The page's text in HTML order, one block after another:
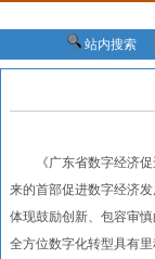
站内搜索
《广东省数字经济促进
来的首部促进数字经济
体现鼓励创新、包容审
全方位数字化转型具有里